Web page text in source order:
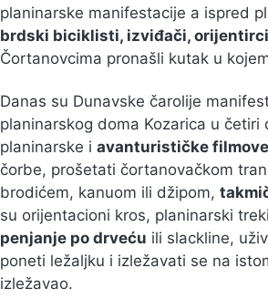
planinarske manifestacije a ispred
brdski biciklisti, izviđači,
Čortanovcima pronašli kutak u
Danas su Dunavske čarolije
planinarskog doma Kozarica u
planinarske i avanturističke filmove
čorbe, prošetati čortanovačkom
brodićem, kanuom ili džipom,
su orijentacioni kros, planinarski
penjanje po drveću ili slackline,
poneti ležaljku i izležavati se na
izležavao.